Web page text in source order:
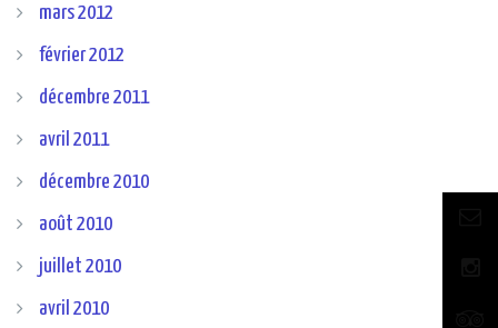
mars 2012
février 2012
décembre 2011
avril 2011
décembre 2010
août 2010
juillet 2010
avril 2010